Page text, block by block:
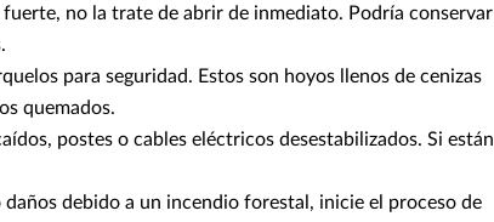
fuerte, no la trate de abrir de inmediato. Podría conservar
para seguridad. Estos son hoyos llenos de cenizas
quemados.
postes o cables eléctricos desestabilizados. Si están
debido a un incendio forestal, inicie el proceso de